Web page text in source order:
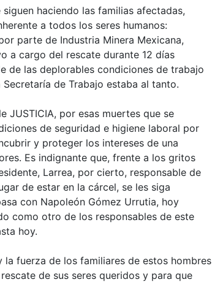
haciendo las familias afectadas,
a todos los seres humanos:
parte de Industria Minera Mexicana,
a cargo del rescate durante 12 días
de las deplorables condiciones de trabajo
de Trabajo estaba al tanto.
JUSTICIA, por esas muertes que se
de seguridad e higiene laboral por
y proteger los intereses de una
Es indignante que, frente a los gritos
Larrea, por cierto, responsable de
de estar en la cárcel, se les siga
con Napoleón Gómez Urrutia, hoy
como otro de los responsables de este
hoy.
fuerza de los familiares de estos hombres
de sus seres queridos y para que